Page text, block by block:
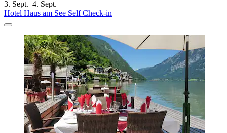
3. Sept.–4. Sept.
Hotel Haus am See Self Check-in